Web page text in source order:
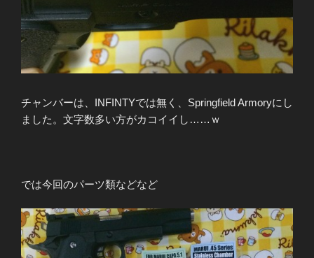
チャンバーは、INFINTYでは無く、Springfield Armoryにし
ました。文字数多い方がカコイイし……ｗ
では今回のパーツ類などなど